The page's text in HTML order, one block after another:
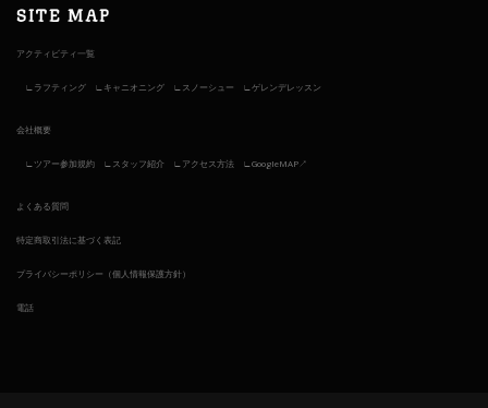
SITE MAP
アクティビティ一覧
ラフティング キャニオニング スノーシュー ゲレンデレッスン
会社概要
ツアー参加規約 スタッフ紹介 アクセス方法 GoogleMAP↗︎
よくある質問
特定商取引法に基づく表記
プライバシーポリシー（個人情報保護方針）
電話